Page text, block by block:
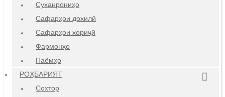
Суханрониҳо
Сафарҳои дохилӣ
Сафарҳои хориҷӣ
Фармонҳо
Паёмҳо
РОҲБАРИЯТ
Сохтор